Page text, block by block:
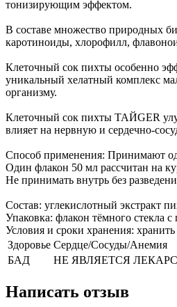
тонизирующим эффектом.
В составе множество природных
каротиноиды, хлорофилл,
Клеточный сок пихты особенно
уникальный хелатный комплекс
организму.
Клеточный сок пихты ТАЙGER
влияет на нервную и сердечно-
Способ применения: Принимают
Один флакон 50 мл рассчитан на
Не принимать внутрь без
Состав: углекислотный экстракт
Упаковка: флакон тёмного стекла с
Условия и сроки хранения:
Здоровье Сердце/Сосуды/Анемия
БАД
НЕ ЯВЛЯЕТСЯ
Написать отзыв